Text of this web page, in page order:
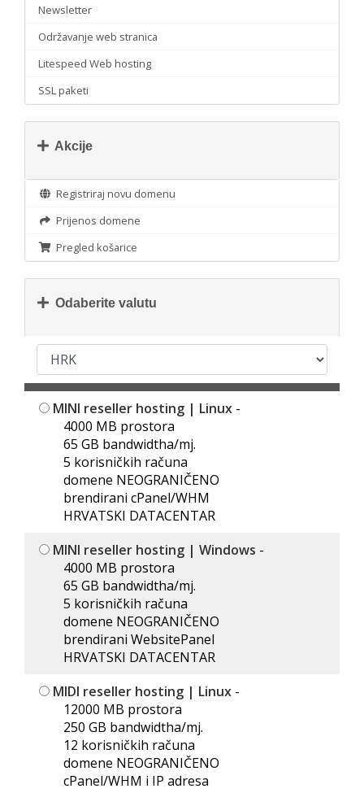
Newsletter
Održavanje web stranica
Litespeed Web hosting
SSL paketi
Akcije
Registriraj novu domenu
Prijenos domene
Pregled košarice
Odaberite valutu
MINI reseller hosting | Linux -
4000 MB prostora
65 GB bandwidtha/mj.
5 korisničkih računa
domene NEOGRANIČENO
brendirani cPanel/WHM
HRVATSKI DATACENTAR
MINI reseller hosting | Windows -
4000 MB prostora
65 GB bandwidtha/mj.
5 korisničkih računa
domene NEOGRANIČENO
brendirani WebsitePanel
HRVATSKI DATACENTAR
MIDI reseller hosting | Linux -
12000 MB prostora
250 GB bandwidtha/mj.
12 korisničkih računa
domene NEOGRANIČENO
cPanel/WHM i IP adresa